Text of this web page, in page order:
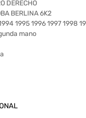
DERECHO
BERLINA 6K2
1995 1996 1997 1998
mano